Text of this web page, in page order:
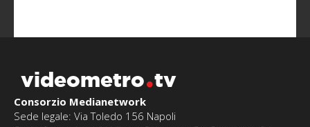
videometro tv
Consorzio Medianetwork
Sede legale: Via Toledo 156 Napoli